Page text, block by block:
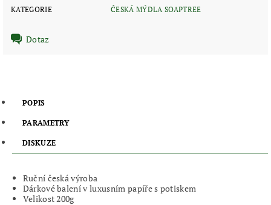
KATEGORIE
ČESKÁ MÝDLA SOAPTREE
Dotaz
POPIS
PARAMETRY
DISKUZE
Ruční česká výroba
Dárkové balení v luxusním papíře s potiskem
Velikost 200g